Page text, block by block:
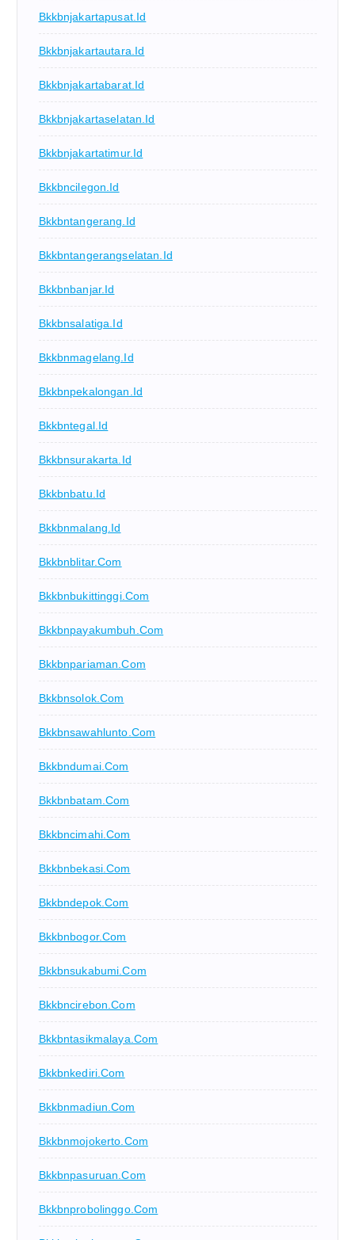
Bkkbnjakartapusat.id
Bkkbnjakartautara.id
Bkkbnjakartabarat.id
Bkkbnjakartaselatan.id
Bkkbnjakartatimur.id
Bkkbncilegon.id
Bkkbntangerang.id
Bkkbntangerangselatan.id
Bkkbnbanjar.id
Bkkbnsalatiga.id
Bkkbnmagelang.id
Bkkbnpekalongan.id
Bkkbntegal.id
Bkkbnsurakarta.id
Bkkbnbatu.id
Bkkbnmalang.id
Bkkbnblitar.com
Bkkbnbukittinggi.com
Bkkbnpayakumbuh.com
Bkkbnpariaman.com
Bkkbnsolok.com
Bkkbnsawahlunto.com
Bkkbndumai.com
Bkkbnbatam.com
Bkkbncimahi.com
Bkkbnbekasi.com
Bkkbndepok.com
Bkkbnbogor.com
Bkkbnsukabumi.com
Bkkbncirebon.com
Bkkbntasikmalaya.com
Bkkbnkediri.com
Bkkbnmadiun.com
Bkkbnmojokerto.com
Bkkbnpasuruan.com
Bkkbnprobolinggo.com